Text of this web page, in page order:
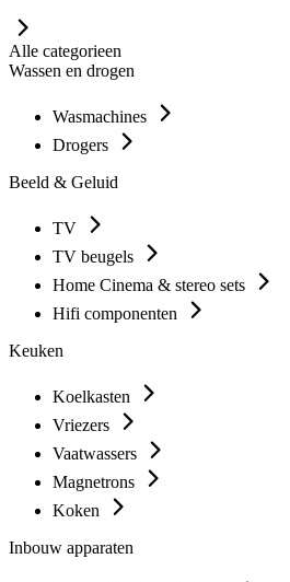
Alle categorieen
Wassen en drogen
Wasmachines
Drogers
Beeld & Geluid
TV
TV beugels
Home Cinema & stereo sets
Hifi componenten
Keuken
Koelkasten
Vriezers
Vaatwassers
Magnetrons
Koken
Inbouw apparaten